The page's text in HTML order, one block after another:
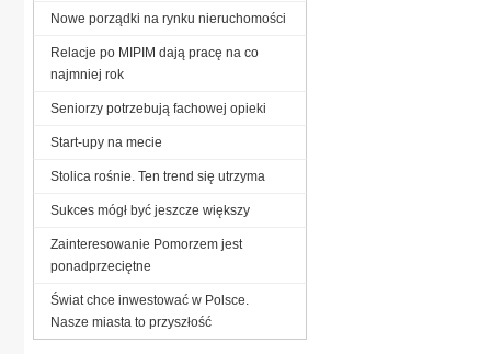
Nowe porządki na rynku nieruchomości
Relacje po MIPIM dają pracę na co
najmniej rok
Seniorzy potrzebują fachowej opieki
Start-upy na mecie
Stolica rośnie. Ten trend się utrzyma
Sukces mógł być jeszcze większy
Zainteresowanie Pomorzem jest
ponadprzeciętne
Świat chce inwestować w Polsce.
Nasze miasta to przyszłość